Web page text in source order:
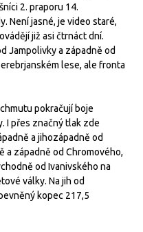
2. praporu 14.
Není jasné, je video staré,
již asi čtrnáct dní.
Jampolivky a západně od
lese, ale fronta
pokračují boje
I přes značný tlak zde
a jihozápadně od
a západně od Chromového,
od Ivanivského na
války. Na jih od
kopec 217,5